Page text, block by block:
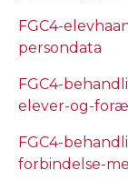
FGC4-
persondata
FGC4-
elever-og-
FGC4-
forbindelse-